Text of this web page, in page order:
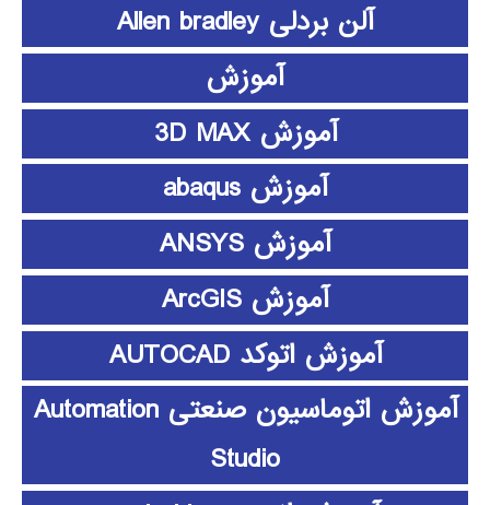
آلن بردلی Allen bradley
آموزش
آموزش 3D MAX
آموزش abaqus
آموزش ANSYS
آموزش ArcGIS
آموزش اتوکد AUTOCAD
آموزش اتوماسیون صنعتی Automation
Studio